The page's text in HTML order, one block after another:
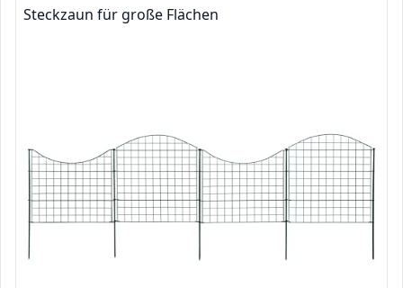
Steckzaun für große Flächen